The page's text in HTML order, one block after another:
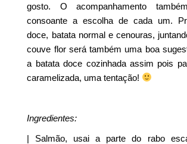
gosto. O acompanhamento
consoante a escolha de cada um.
doce, batata normal e cenouras,
couve flor será também uma boa
a batata doce cozinhada assim pois
caramelizada, uma tentação!
Ingredientes:
| Salmão, usai a parte do rabo